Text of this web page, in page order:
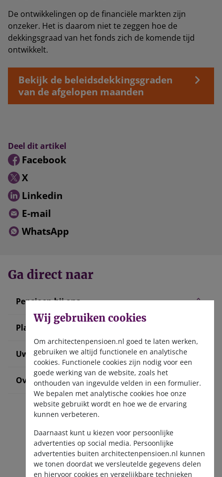
De ontwikkelingen op de financiële markten zijn
onzeker. Het is daarom niet te zeggen hoe de
dekkingsgraad van het fonds zich de komende tijd
ontwikkelt.
Bekijk de beleidsdekkingsgraden
van de afgelopen maanden
Deel dit artikel
Facebook
X
Linkedin
E-mail
WhatsApp
Ga direct naar
Pensioen bij ons
Plan uw pensioen
Uw situatie verandert
Over ons
Ontvang de nieuwsbrief
Wij gebruiken cookies
Om architectenpensioen.nl goed te laten werken,
gebruiken we altijd functionele en analytische
cookies. Functionele cookies zijn nodig voor een
goede werking van de website, zoals het
onthouden van ingevulde velden in een formulier.
We bepalen met analytische cookies hoe onze
website gebruikt wordt en hoe we de ervaring
kunnen verbeteren.
Daarnaast kunt u kiezen voor persoonlijke
advertenties op social media. Persoonlijke
advertenties buiten architectenpensioen.nl kunnen
we tonen doordat we versleutelde gegevens delen
en hiervoor cookies en vergelijkbare technieken